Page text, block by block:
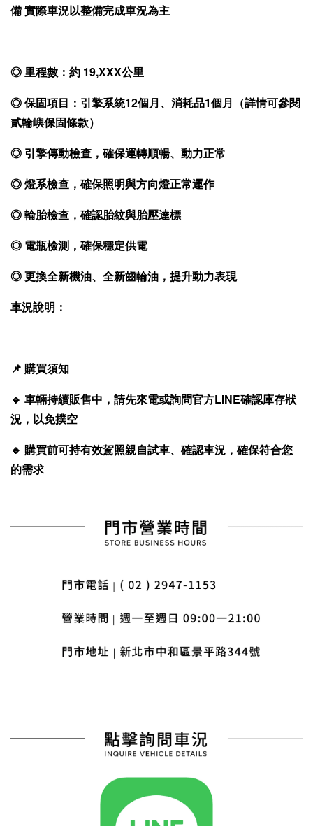
備 實際車況以整備完成車況為主
◎ 里程數：約 19,XXX公里
◎ 保固項目：引擎系統12個月、消耗品1個月（詳情可參閱
貳輪嶼保固條款）
◎ 引擎傳動檢查，確保運轉順暢、動力正常
◎ 燈系檢查，確保照明與方向燈正常運作
◎ 輪胎檢查，確認胎紋與胎壓達標
◎ 電瓶檢測，確保穩定供電
◎ 更換全新機油、全新齒輪油，提升動力表現
車況說明：
📌 購買須知
🔹 車輛持續販售中，請先來電或詢問官方LINE確認庫存狀
況，以免撲空
🔹 購買前可持有效駕照親自試車、確認車況，確保符合您
的需求